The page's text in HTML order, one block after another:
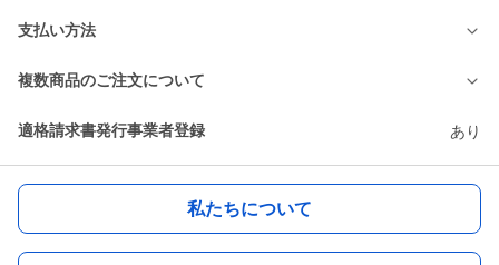
支払い方法
複数商品のご注文について
適格請求書発行事業者登録 あり
私たちについて